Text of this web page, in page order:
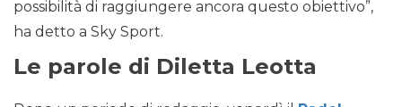
possibilità di raggiungere ancora questo obiettivo”,
ha detto a Sky Sport.
Le parole di Diletta Leotta